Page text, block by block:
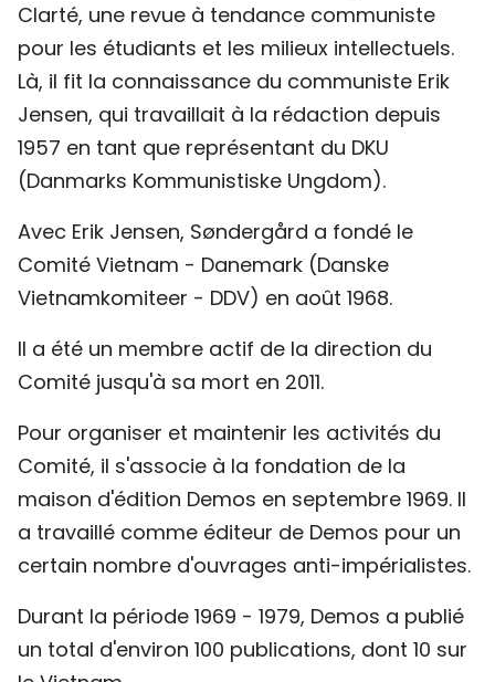
Clarté, une revue à tendance communiste
pour les étudiants et les milieux intellectuels.
Là, il fit la connaissance du communiste Erik
Jensen, qui travaillait à la rédaction depuis
1957 en tant que représentant du DKU
(Danmarks Kommunistiske Ungdom).
Avec Erik Jensen, Søndergård a fondé le
Comité Vietnam - Danemark (Danske
Vietnamkomiteer - DDV) en août 1968.
Il a été un membre actif de la direction du
Comité jusqu'à sa mort en 2011.
Pour organiser et maintenir les activités du
Comité, il s'associe à la fondation de la
maison d'édition Demos en septembre 1969. Il
a travaillé comme éditeur de Demos pour un
certain nombre d'ouvrages anti-impérialistes.
Durant la période 1969 - 1979, Demos a publié
un total d'environ 100 publications, dont 10 sur